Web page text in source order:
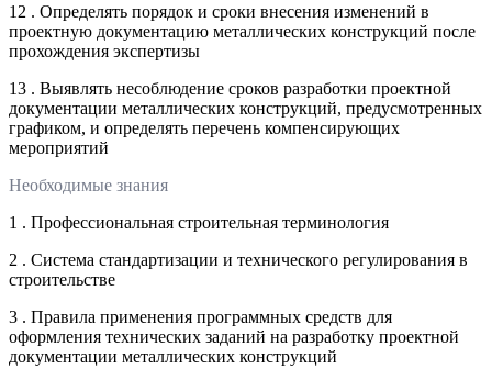
12 . Определять порядок и сроки внесения изменений в
проектную документацию металлических конструкций после
прохождения экспертизы
13 . Выявлять несоблюдение сроков разработки проектной
документации металлических конструкций, предусмотренных
графиком, и определять перечень компенсирующих
мероприятий
Необходимые знания
1 . Профессиональная строительная терминология
2 . Система стандартизации и технического регулирования в
строительстве
3 . Правила применения программных средств для
оформления технических заданий на разработку проектной
документации металлических конструкций